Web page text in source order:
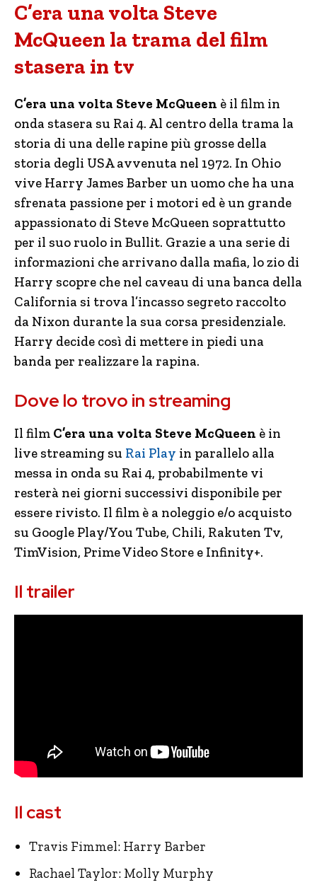
C’era una volta Steve
McQueen la trama del film
stasera in tv
C’era una volta Steve McQueen è il film in
onda stasera su Rai 4. Al centro della trama la
storia di una delle rapine più grosse della
storia degli USA avvenuta nel 1972. In Ohio
vive Harry James Barber un uomo che ha una
sfrenata passione per i motori ed è un grande
appassionato di Steve McQueen soprattutto
per il suo ruolo in Bullit. Grazie a una serie di
informazioni che arrivano dalla mafia, lo zio di
Harry scopre che nel caveau di una banca della
California si trova l’incasso segreto raccolto
da Nixon durante la sua corsa presidenziale.
Harry decide così di mettere in piedi una
banda per realizzare la rapina.
Dove lo trovo in streaming
Il film C’era una volta Steve McQueen è in
live streaming su Rai Play in parallelo alla
messa in onda su Rai 4, probabilmente vi
resterà nei giorni successivi disponibile per
essere rivisto. Il film è a noleggio e/o acquisto
su Google Play/You Tube, Chili, Rakuten Tv,
TimVision, Prime Video Store e Infinity+.
Il trailer
Il cast
Travis Fimmel: Harry Barber
Rachael Taylor: Molly Murphy